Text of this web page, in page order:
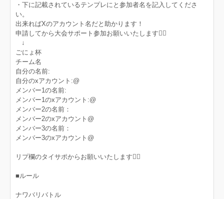
・下に記載されているテンプレにと参加者名を記入してくださ
い。
出来ればXのアカウント名だと助かります！
申請してから大会サポート参加お願いいたします🙇‍♀️
↓
ごにょ杯
チーム名
自分の名前:
自分のxアカウント:@
メンバー1の名前:
メンバー1のxアカウント:@
メンバー2の名前：
メンバー2のxアカウント@
メンバー3の名前：
メンバー3のxアカウント@
リプ欄のタイサポからお願いいたします🙇‍♀️
■ルール
ナワバリバトル